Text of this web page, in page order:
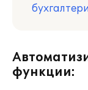
функции: